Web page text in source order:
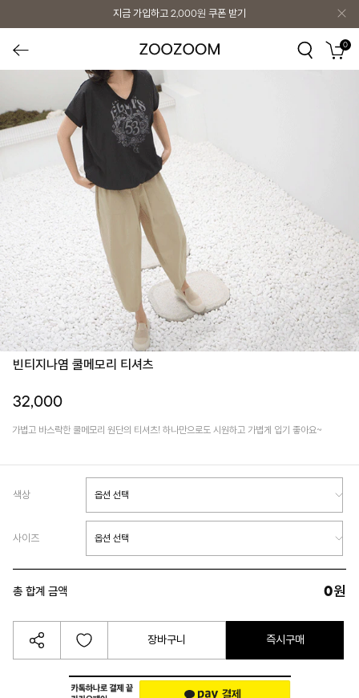
지금 가입하고 2,000원 쿠폰 받기
0
빈티지나염 쿨메모리 티셔츠
32,000
가볍고 바스락한 쿨메모리 원단의 티셔츠! 하나만으로도 시원하고 가볍게 입기 좋아요~
색상
사이즈
총 합계 금액 0원
장바구니 즉시구매